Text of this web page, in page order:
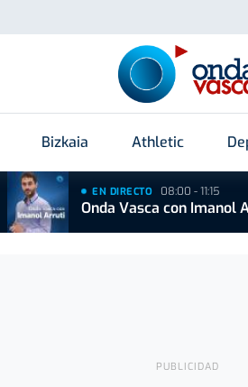
Bizkaia Athletic
EN DIRECTO 08:00 - 11:15
Onda Vasca con Imanol